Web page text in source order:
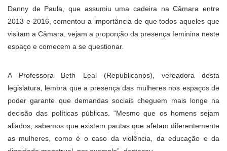
Danny de Paula, que assumiu uma cadeira na Câmara entre
2013 e 2016, comentou a importância de que todos aqueles que
visitam a Câmara, vejam a proporção da presença feminina neste
espaço e comecem a se questionar.
A Professora Beth Leal (Republicanos), vereadora desta
legislatura, lembra que a presença das mulheres nos espaços de
poder garante que demandas sociais cheguem mais longe na
decisão das políticas públicas. “Mesmo que os homens sejam
aliados, sabemos que existem pautas que afetam diferentemente
as mulheres, como é o caso da violência, da educação e da